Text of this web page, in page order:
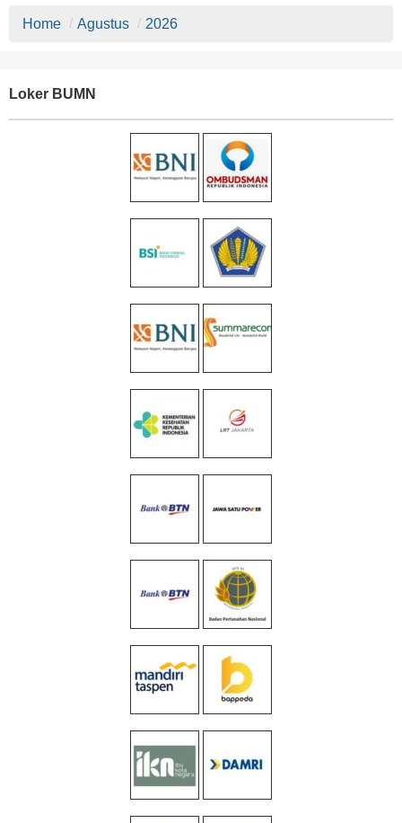
Home / Agustus / 2026
Loker BUMN